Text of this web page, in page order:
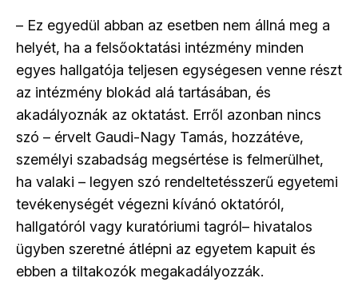
– Ez egyedül abban az esetben nem állná meg a
helyét, ha a felsőoktatási intézmény minden
egyes hallgatója teljesen egységesen venne részt
az intézmény blokád alá tartásában, és
akadályoznák az oktatást. Erről azonban nincs
szó – érvelt Gaudi-Nagy Tamás, hozzátéve,
személyi szabadság megsértése is felmerülhet,
ha valaki – legyen szó rendeltetésszerű egyetemi
tevékenységét végezni kívánó oktatóról,
hallgatóról vagy kuratóriumi tagról– hivatalos
ügyben szeretné átlépni az egyetem kapuit és
ebben a tiltakozók megakadályozzák.